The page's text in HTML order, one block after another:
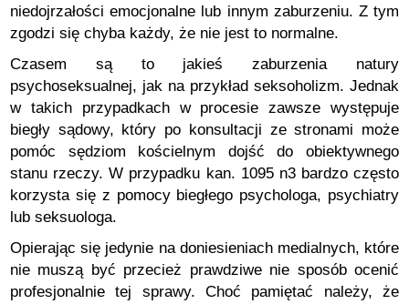
niedojrzałości emocjonalne lub innym zaburzeniu. Z tym
zgodzi się chyba każdy, że nie jest to normalne.
Czasem są to jakieś zaburzenia natury
psychoseksualnej, jak na przykład seksoholizm. Jednak
w takich przypadkach w procesie zawsze występuje
biegły sądowy, który po konsultacji ze stronami może
pomóc sędziom kościelnym dojść do obiektywnego
stanu rzeczy. W przypadku kan. 1095 n3 bardzo często
korzysta się z pomocy biegłego psychologa, psychiatry
lub seksuologa.
Opierając się jedynie na doniesieniach medialnych, które
nie muszą być przecież prawdziwe nie sposób ocenić
profesjonalnie tej sprawy. Choć pamiętać należy, że